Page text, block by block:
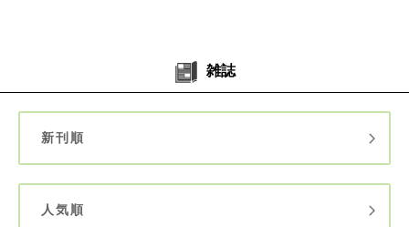
雑誌
新刊順
人気順